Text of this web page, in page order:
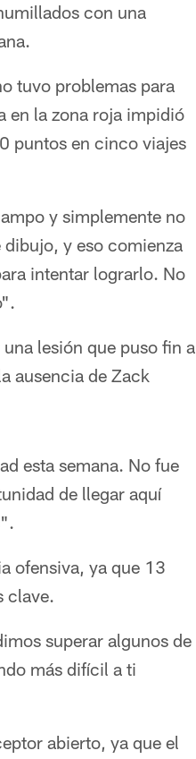
con una
tuvo problemas para
en la zona roja impidió
puntos en cinco viajes
y simplemente no
y eso comienza
intentar lograrlo. No
lesión que puso fin a
ausencia de Zack
esta semana. No fue
de llegar aquí
ofensiva, ya que 13
clave.
superar algunos de
más difícil a ti
abierto, ya que el